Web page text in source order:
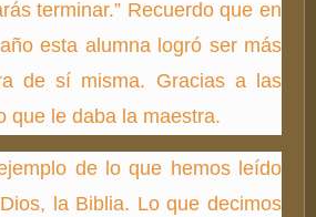
terminar.” Recuerdo que en
esta alumna logró ser más
de sí misma. Gracias a las
que le daba la maestra.
de lo que hemos leído
la Biblia. Lo que decimos